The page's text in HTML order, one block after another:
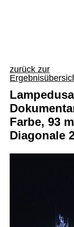
zurück zur
Farbe, 93
Diagonale